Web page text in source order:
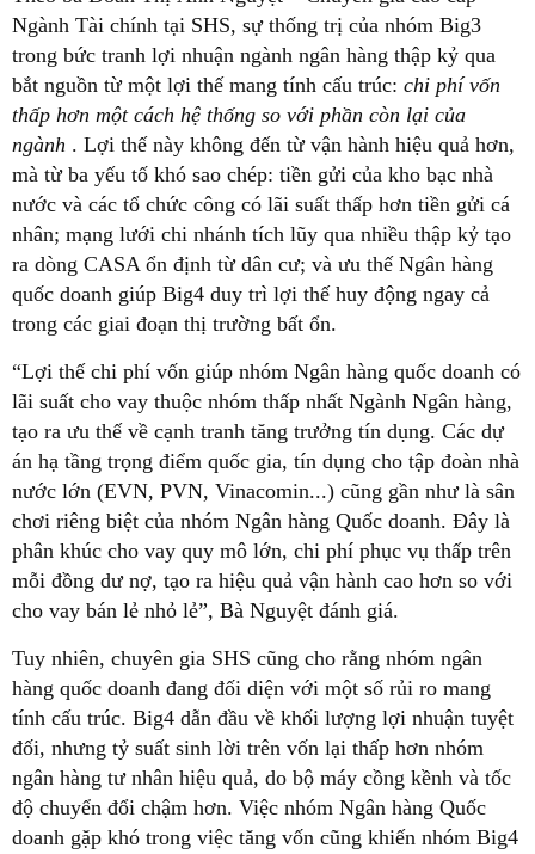
Ngành Tài chính tại SHS, sự thống trị của nhóm Big3
trong bức tranh lợi nhuận ngành ngân hàng thập kỷ qua
bắt nguồn từ một lợi thế mang tính cấu trúc: chi phí vốn
thấp hơn một cách hệ thống so với phần còn lại của
ngành . Lợi thế này không đến từ vận hành hiệu quả hơn,
mà từ ba yếu tố khó sao chép: tiền gửi của kho bạc nhà
nước và các tổ chức công có lãi suất thấp hơn tiền gửi cá
nhân; mạng lưới chi nhánh tích lũy qua nhiều thập kỷ tạo
ra dòng CASA ổn định từ dân cư; và ưu thế Ngân hàng
quốc doanh giúp Big4 duy trì lợi thế huy động ngay cả
trong các giai đoạn thị trường bất ổn.
“Lợi thế chi phí vốn giúp nhóm Ngân hàng quốc doanh có
lãi suất cho vay thuộc nhóm thấp nhất Ngành Ngân hàng,
tạo ra ưu thế về cạnh tranh tăng trưởng tín dụng. Các dự
án hạ tầng trọng điểm quốc gia, tín dụng cho tập đoàn nhà
nước lớn (EVN, PVN, Vinacomin...) cũng gần như là sân
chơi riêng biệt của nhóm Ngân hàng Quốc doanh. Đây là
phân khúc cho vay quy mô lớn, chi phí phục vụ thấp trên
mỗi đồng dư nợ, tạo ra hiệu quả vận hành cao hơn so với
cho vay bán lẻ nhỏ lẻ”, Bà Nguyệt đánh giá.
Tuy nhiên, chuyên gia SHS cũng cho rằng nhóm ngân
hàng quốc doanh đang đối diện với một số rủi ro mang
tính cấu trúc. Big4 dẫn đầu về khối lượng lợi nhuận tuyệt
đối, nhưng tỷ suất sinh lời trên vốn lại thấp hơn nhóm
ngân hàng tư nhân hiệu quả, do bộ máy cồng kềnh và tốc
độ chuyển đổi chậm hơn. Việc nhóm Ngân hàng Quốc
doanh gặp khó trong việc tăng vốn cũng khiến nhóm Big4